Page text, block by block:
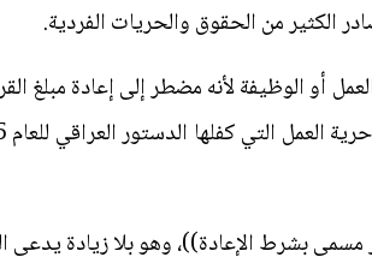
الكثير من الحقوق والحريات الفردية.
أو الوظيفة لأنه مضطر إلى إعادة مبلغ
بشرط الإعادة))، وهو بلا زيادة يدعى